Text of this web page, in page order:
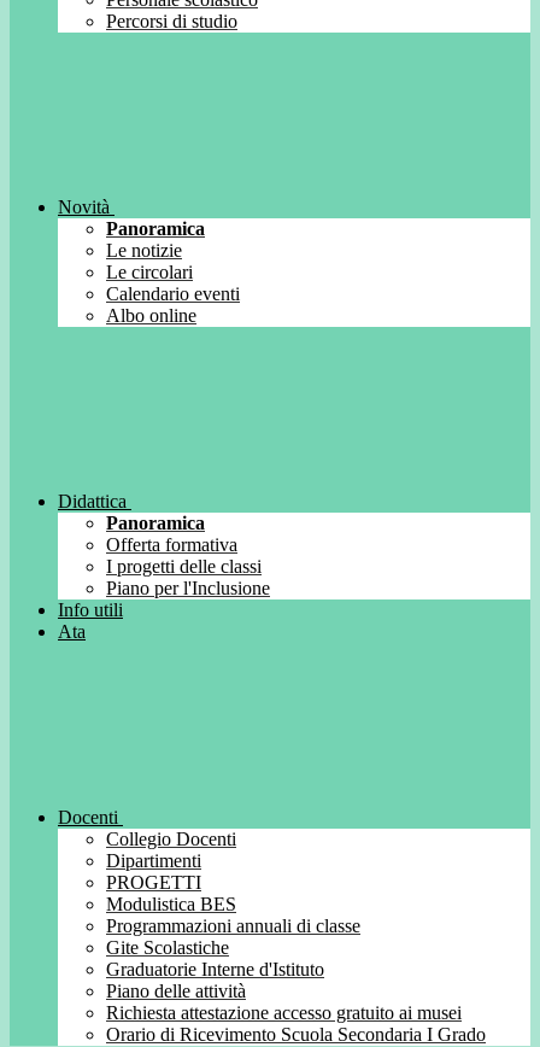
Percorsi di studio
Novità
Panoramica
Le notizie
Le circolari
Calendario eventi
Albo online
Didattica
Panoramica
Offerta formativa
I progetti delle classi
Piano per l'Inclusione
Info utili
Ata
Docenti
Collegio Docenti
Dipartimenti
PROGETTI
Modulistica BES
Programmazioni annuali di classe
Gite Scolastiche
Graduatorie Interne d'Istituto
Piano delle attività
Richiesta attestazione accesso gratuito ai musei
Orario di Ricevimento Scuola Secondaria I Grado